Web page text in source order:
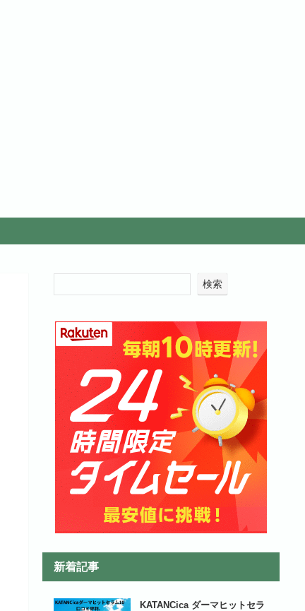
検索
新着記事
KATANCica ダーマヒットセラ